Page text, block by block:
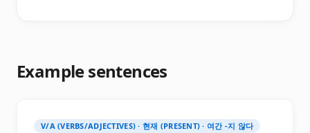
Example sentences
V/A (VERBS/ADJECTIVES) · 현재 (PRESENT) · 여간 -지 않다